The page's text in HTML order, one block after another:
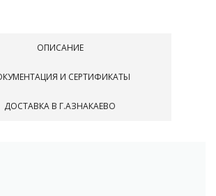
ОПИСАНИЕ
И СЕРТИФИКАТЫ
ДОСТАВКА В Г.АЗНАКАЕВО